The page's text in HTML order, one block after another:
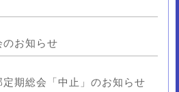
のお知らせ
定期総会「中止」のお知らせ